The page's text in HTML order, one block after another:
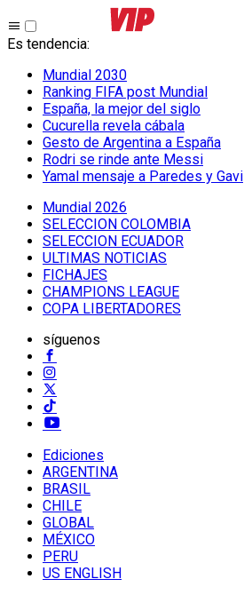
Es tendencia:
Mundial 2030
Ranking FIFA post Mundial
España, la mejor del siglo
Cucurella revela cábala
Gesto de Argentina a España
Rodri se rinde ante Messi
Yamal mensaje a Paredes y Gavi
Mundial 2026
SELECCION COLOMBIA
SELECCION ECUADOR
ULTIMAS NOTICIAS
FICHAJES
CHAMPIONS LEAGUE
COPA LIBERTADORES
síguenos
Ediciones
ARGENTINA
BRASIL
CHILE
GLOBAL
MÉXICO
PERU
US ENGLISH